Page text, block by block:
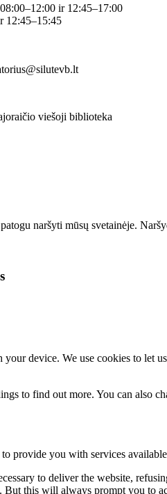
08:00–12:00 ir 12:45–17:00
12:45–15:45
viešoji biblioteka
naršyti mūsų svetainėje.
your device. We use cookies to
to find out more. You can also
provide you with services
to deliver the website,
this will always prompt you to